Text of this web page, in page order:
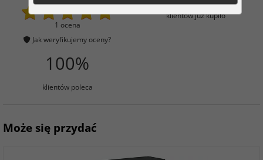
1 ocena
Jak weryfikujemy oceny?
klientów już kupiło
100%
klientów poleca
Może się przydać